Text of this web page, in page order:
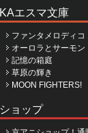
KAエスマ文庫
ファンタメロディコ
オーロラとサーモン
記憶の箱庭
草原の輝き
MOON FIGHTERS!
ショップ